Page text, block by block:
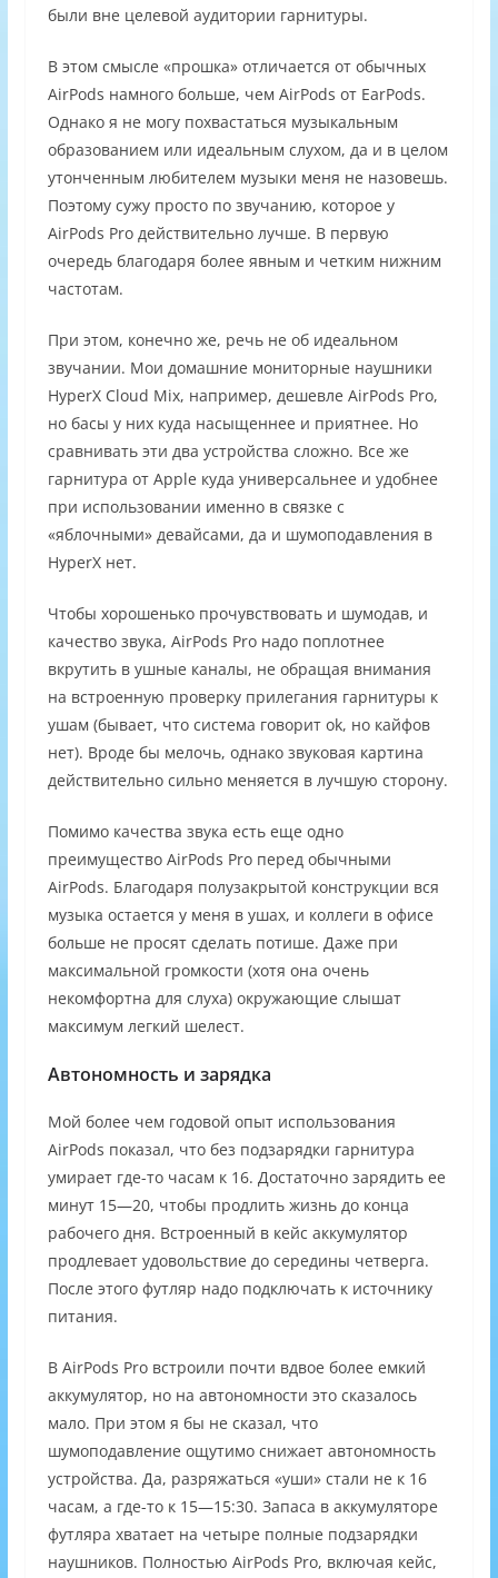
были вне целевой аудитории гарнитуры.
В этом смысле «прошка» отличается от обычных
AirPods намного больше, чем AirPods от EarPods.
Однако я не могу похвастаться музыкальным
образованием или идеальным слухом, да и в целом
утонченным любителем музыки меня не назовешь.
Поэтому сужу просто по звучанию, которое у
AirPods Pro действительно лучше. В первую
очередь благодаря более явным и четким нижним
частотам.
При этом, конечно же, речь не об идеальном
звучании. Мои домашние мониторные наушники
HyperX Cloud Mix, например, дешевле AirPods Pro,
но басы у них куда насыщеннее и приятнее. Но
сравнивать эти два устройства сложно. Все же
гарнитура от Apple куда универсальнее и удобнее
при использовании именно в связке с
«яблочными» девайсами, да и шумоподавления в
HyperX нет.
Чтобы хорошенько прочувствовать и шумодав, и
качество звука, AirPods Pro надо поплотнее
вкрутить в ушные каналы, не обращая внимания
на встроенную проверку прилегания гарнитуры к
ушам (бывает, что система говорит ok, но кайфов
нет). Вроде бы мелочь, однако звуковая картина
действительно сильно меняется в лучшую сторону.
Помимо качества звука есть еще одно
преимущество AirPods Pro перед обычными
AirPods. Благодаря полузакрытой конструкции вся
музыка остается у меня в ушах, и коллеги в офисе
больше не просят сделать потише. Даже при
максимальной громкости (хотя она очень
некомфортна для слуха) окружающие слышат
максимум легкий шелест.
Автономность и зарядка
Мой более чем годовой опыт использования
AirPods показал, что без подзарядки гарнитура
умирает где-то часам к 16. Достаточно зарядить ее
минут 15—20, чтобы продлить жизнь до конца
рабочего дня. Встроенный в кейс аккумулятор
продлевает удовольствие до середины четверга.
После этого футляр надо подключать к источнику
питания.
В AirPods Pro встроили почти вдвое более емкий
аккумулятор, но на автономности это сказалось
мало. При этом я бы не сказал, что
шумоподавление ощутимо снижает автономность
устройства. Да, разряжаться «уши» стали не к 16
часам, а где-то к 15—15:30. Запаса в аккумуляторе
футляра хватает на четыре полные подзарядки
наушников. Полностью AirPods Pro, включая кейс,